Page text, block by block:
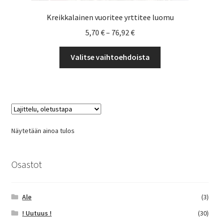
Kreikkalainen vuoritee yrttitee luomu
5,70 €– 76,92 €Hintaluokka:
-
76,92 €
Valitse vaihtoehdoista
Näytetään ainoa tulos
Osastot
Ale
(3)
! Uutuus !
(30)